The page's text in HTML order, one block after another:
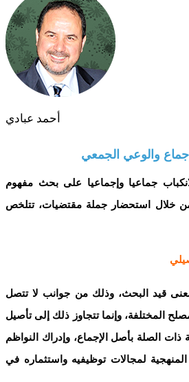
أحمد عبادي
والوعي الجمعي
جماعيا وإجماعيا على بحث مفهوم
من خلال استحضار جملة مقتضيات، تتلخص
قيد البحث، وذلك من جوانب لا تتصل
المختلفة، وإنما تتجاوز ذلك إلى تأصيل
ذات الصلة بأصل الإجماع، وإدراك النواظم
لمجالات توظيفيه واستثماره في